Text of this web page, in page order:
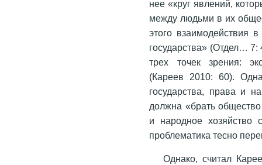
нее «круг явлений,
между людьми в их
этого взаимодействия
государства» (Отдел…
трех точек зрения:
(Кареев 2010: 60).
государства, права и
должна «брать общество
и народное хозяйство
проблематика тесно
Однако, считал